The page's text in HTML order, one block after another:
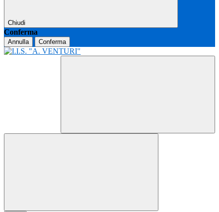
Chiudi
Conferma
Annulla Conferma